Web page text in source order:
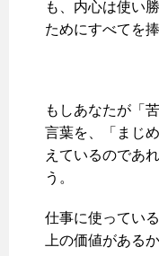
も、内心は使い
ためにすべてを
もしあなたが「
言葉を、「まじ
えているのであ
う。
仕事に使ってい
上の価値がある